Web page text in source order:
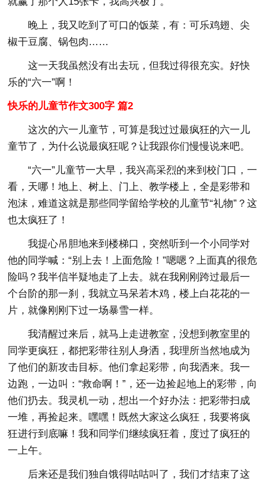
晚上，我又吃到了可口的饭菜，有：可乐鸡翅、尖
椒干豆腐、锅包肉……
这一天我虽然没有出去玩，但我过得很充实。好快
乐的“六一”啊！
快乐的儿童节作文300字 篇2
这次的六一儿童节，可算是我过过最疯狂的六一儿
童节了，为什么说最疯狂呢？让我跟你们慢慢说来吧。
“六一”儿童节一大早，我兴高采烈的来到校门口，一
看，天哪！地上、树上、门上、教学楼上，全是彩带和
泡沫，难道这就是那些同学留给学校的儿童节“礼物”？这
也太疯狂了！
我提心吊胆地来到楼梯口，突然听到一个小同学对
他的同学喊：“别上去！上面危险！”嗯嗯？上面真的很危
险吗？我半信半疑地走了上去。就在我刚刚跨过最后一
个台阶的那一刹，我就立马呆若木鸡，楼上白花花的一
片，就像刚刚下过一场暴雪一样。
我清醒过来后，就马上走进教室，没想到教室里的
同学更疯狂，都把彩带往别人身洒，我理所当然地成为
了他们的新攻击目标。他们拿起彩带，向我洒来。我一
边跑，一边叫：“救命啊！”，还一边捡起地上的彩带，向
他们扔去。我灵机一动，想出一个好办法：把彩带扫成
一堆，再捡起来。嘿嘿！既然大家这么疯狂，我要将疯
狂进行到底嘛！我和同学们继续疯狂着，度过了疯狂的
一上午。
后来还是我们独自饿得咕咕叫了，我们才结束了这